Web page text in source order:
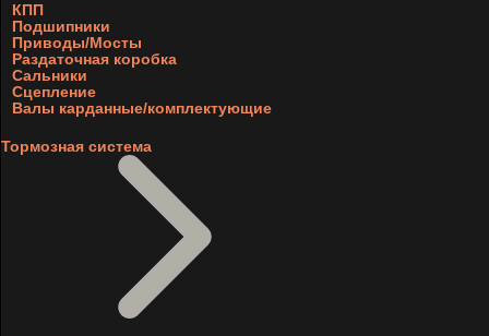
КПП
Подшипники
Приводы/Мосты
Раздаточная коробка
Сальники
Сцепление
Валы карданные/комплектующие
Тормозная система